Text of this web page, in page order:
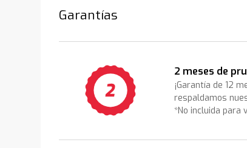
Garantías
2 meses de
¡Garantía de 12
respaldamos
*No incluida para